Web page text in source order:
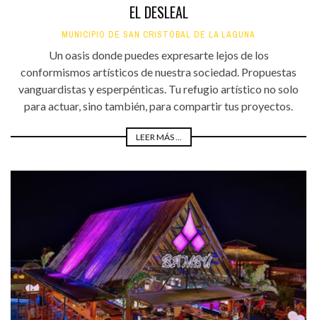
EL DESLEAL
MUNICIPIO DE SAN CRISTÓBAL DE LA LAGUNA
Un oasis donde puedes expresarte lejos de los
conformismos artísticos de nuestra sociedad. Propuestas
vanguardistas y esperpénticas. Tu refugio artístico no solo
para actuar, sino también, para compartir tus proyectos.
LEER MÁS ...